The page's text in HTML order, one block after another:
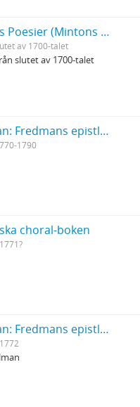
Samling af Bellmans Poesier (Mintons ex.)
av 1700-talet
slutet av 1700-talet
Carl Michael Bellman: Fredmans epistlar [Nechers ex.]. Ep. 1-50
1790
choral-boken
1771?
Carl Michael Bellman: Fredmans epistlar [dedicerade till J.D. Duwall] Del 2
1772